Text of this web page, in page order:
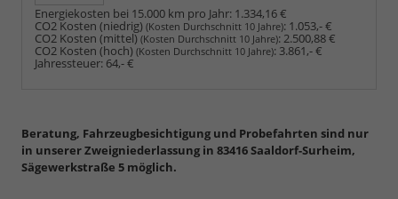
Energiekosten bei 15.000 km pro Jahr: 1.334,16 €
CO2 Kosten (niedrig) (Kosten Durchschnitt 10 Jahre): 1.053,- €
CO2 Kosten (mittel) (Kosten Durchschnitt 10 Jahre):2.500,88 €
CO2 Kosten (hoch) (Kosten Durchschnitt 10 Jahre): 3.861,- €
Jahressteuer: 64,- €
Beratung, Fahrzeugbesichtigung und Probefahrten sind nur
in unserer Zweigniederlassung in 83416 Saaldorf-Surheim,
Sägewerkstraße 5 möglich.